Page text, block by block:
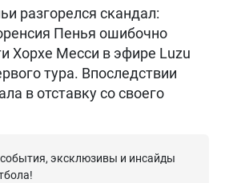
разгорелся скандал:
Пенья ошибочно
Хорхе Месси в эфире Luzu
тура. Впоследствии
в отставку со своего
эксклюзивы и инсайды